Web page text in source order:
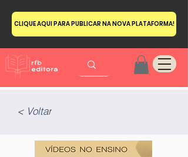
CLIQUE AQUI PARA PUBLICAR NA NOVA PLATAFORMA!
< Voltar